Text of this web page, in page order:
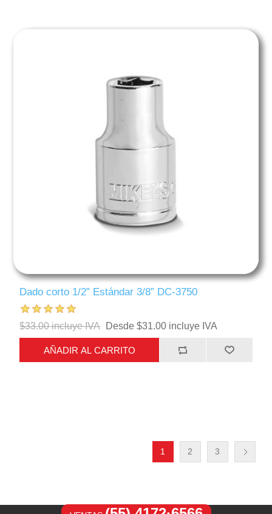
Dado corto 1/2” Estándar 3/8” DC-3750
$33.00 incluye IVA Desde $31.00 incluye IVA
AÑADIR AL CARRITO
1 2 3